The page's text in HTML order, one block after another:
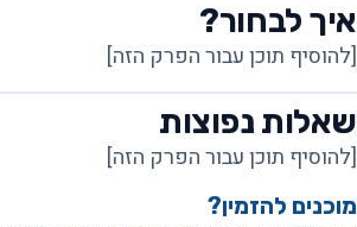
איך לבחור?
[להוסיף תוכן עבור הפרק הזה]
שאלות נפוצות
[להוסיף תוכן עבור הפרק הזה]
מוכנים להזמין?